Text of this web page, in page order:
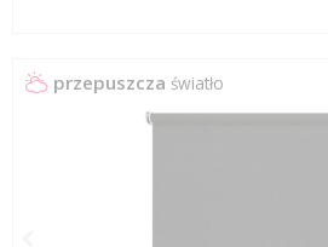
przepuszcza światło